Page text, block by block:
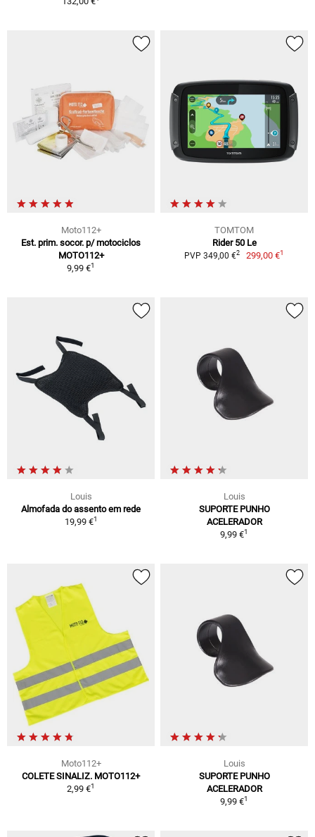
Moto112+
Est. prim. socor. p/ motociclos
MOTO112+
9,99 €1
TOMTOM
Rider 50 Le
PVP 349,00 €2 299,00 €1
Louis
Almofada do assento em rede
19,99 €1
Louis
SUPORTE PUNHO
ACELERADOR
9,99 €1
Moto112+
COLETE SINALIZ. MOTO112+
2,99 €1
Louis
SUPORTE PUNHO
ACELERADOR
9,99 €1